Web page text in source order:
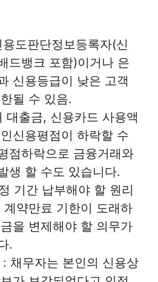
도판단정보등록자(신
드뱅크 포함)이거나 은
신용등급이 낮은 고객
될 수 있음.
대출금, 신용카드 사용액
신용평점이 하락할 수
점하락으로 금융거래와
생 할 수도 있습니다.
기간 납부해야 할 원리
약만료 기한이 도래하
을 변제해야 할 의무가
.
채무자는 본인의 신용상